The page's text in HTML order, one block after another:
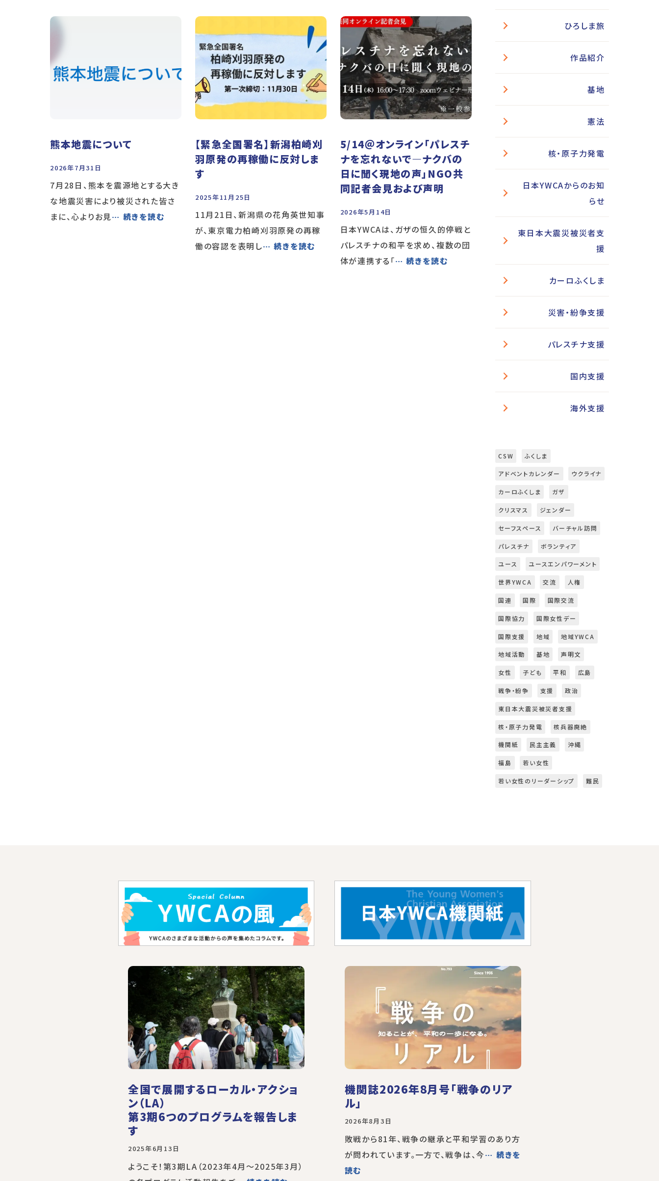
熊本地震について
2026年7月31日
7月28日、熊本を震源地とする大き
な地震災害により被災された皆さ
まに、心よりお見… 続きを読む
【緊急全国署名】新潟柏崎刈
羽原発の再稼働に反対しま
す
2025年11月25日
11月21日、新潟県の花角英世知事
が、東京電力柏崎刈羽原発の再稼
働の容認を表明し… 続きを読む
5/14＠オンライン「パレスチ
ナを忘れないで―ナクバの
日に聞く現地の声」NGO共
同記者会見および声明
2026年5月14日
日本YWCAは、ガザの恒久的停戦と
パレスチナの和平を求め、複数の団
体が連携する「… 続きを読む
ひろしま旅
作品紹介
基地
憲法
核・原子力発電
日本YWCAからのお知
らせ
東日本大震災被災者支
援
カーロふくしま
災害・紛争支援
パレスチナ支援
国内支援
海外支援
CSW ふくしま
アドベントカレンダー ウクライナ
カーロふくしま ガザ
クリスマス ジェンダー
セーフスペース バーチャル訪問
パレスチナ ボランティア
ユース ユースエンパワーメント
世界YWCA 交流 人権
国連 国際 国際交流
国際協力 国際女性デー
国際支援 地域 地域YWCA
地域活動 基地 声明文
女性 子ども 平和 広島
戦争・紛争 支援 政治
東日本大震災被災者支援
核・原子力発電 核兵器廃絶
機関紙 民主主義 沖縄
福島 若い女性
若い女性のリーダーシップ 難民
全国で展開するローカル・アクショ
ン（LA）
第3期6つのプログラムを報告しま
す
2025年6月13日
ようこそ！第3期LA（2023年4月～2025年3月）
機関誌2026年8月号「戦争のリア
ル」
2026年8月3日
敗戦から81年、戦争の継承と平和学習のあり方
が問われています。一方で、戦争は、今… 続きを
読む